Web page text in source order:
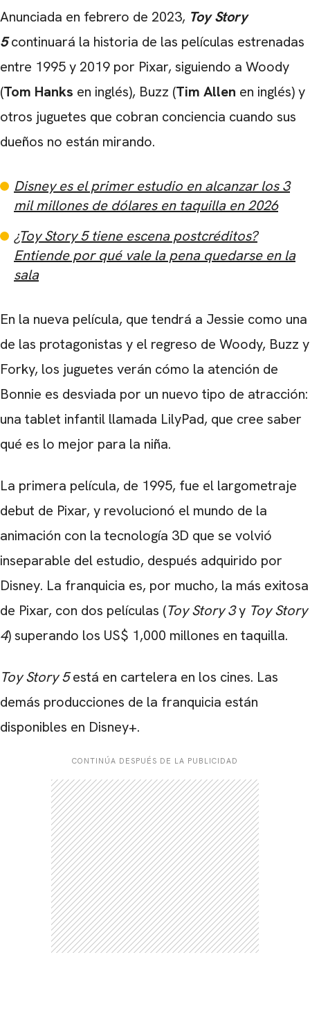
Anunciada en febrero de 2023, Toy Story
5 continuará la historia de las películas estrenadas
entre 1995 y 2019 por Pixar, siguiendo a Woody
(Tom Hanks en inglés), Buzz (Tim Allen en inglés) y
otros juguetes que cobran conciencia cuando sus
dueños no están mirando.
Disney es el primer estudio en alcanzar los 3
mil millones de dólares en taquilla en 2026
¿Toy Story 5 tiene escena postcréditos?
Entiende por qué vale la pena quedarse en la
sala
En la nueva película, que tendrá a Jessie como una
de las protagonistas y el regreso de Woody, Buzz y
Forky, los juguetes verán cómo la atención de
Bonnie es desviada por un nuevo tipo de atracción:
una tablet infantil llamada LilyPad, que cree saber
qué es lo mejor para la niña.
La primera película, de 1995, fue el largometraje
debut de Pixar, y revolucionó el mundo de la
animación con la tecnología 3D que se volvió
inseparable del estudio, después adquirido por
Disney. La franquicia es, por mucho, la más exitosa
de Pixar, con dos películas (Toy Story 3y Toy Story
4) superando los US$ 1,000 millones en taquilla.
Toy Story 5está en cartelera en los cines. Las
demás producciones de la franquicia están
disponibles en Disney+.
CONTINÚA DESPUÉS DE LA PUBLICIDAD